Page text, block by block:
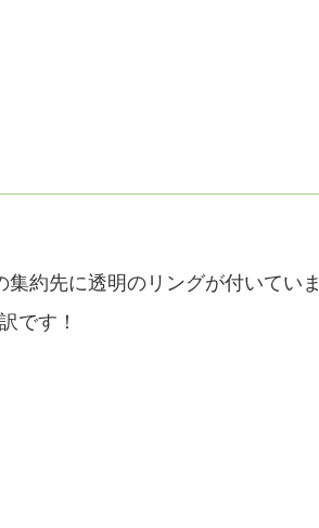
約先に透明のリングが付いていま
です！